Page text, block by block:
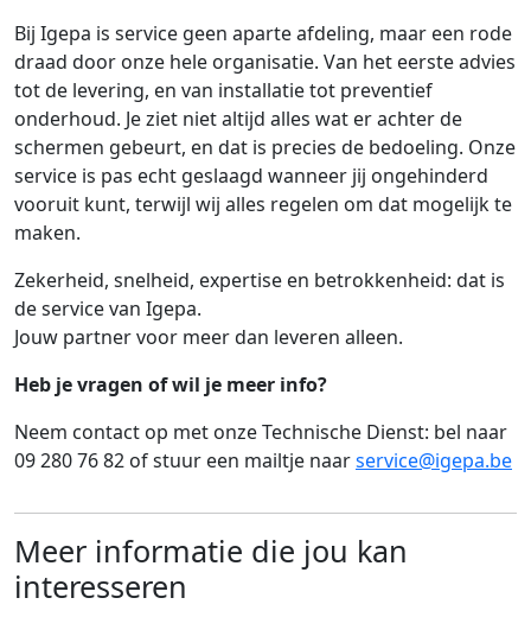
Bij Igepa is service geen aparte afdeling, maar een rode
draad door onze hele organisatie. Van het eerste advies
tot de levering, en van installatie tot preventief
onderhoud. Je ziet niet altijd alles wat er achter de
schermen gebeurt, en dat is precies de bedoeling. Onze
service is pas echt geslaagd wanneer jij ongehinderd
vooruit kunt, terwijl wij alles regelen om dat mogelijk te
maken.
Zekerheid, snelheid, expertise en betrokkenheid: dat is
de service van Igepa.
Jouw partner voor meer dan leveren alleen.
Heb je vragen of wil je meer info?
Neem contact op met onze Technische Dienst: bel naar
09 280 76 82 of stuur een mailtje naarservice@igepa.be
Meer informatie die jou kan
interesseren